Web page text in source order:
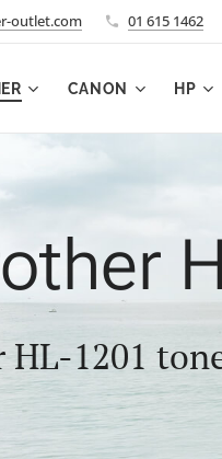
outlet.com 01 615 1462
CANON HP
HL-1201